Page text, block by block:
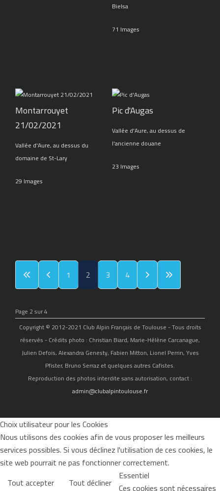
Bielsa
71 Images
Montarrouyet
21/02/2021
Vallée d'Aure, au dessus du
domaine de St-Lary
29 Images
Pic d'Augas
Vallée d'Aure, au dessus de
l'ancienne douane
23 Images
1 2 3 4
Page 2 sur 4
Copyright © 2012-2021 Club Alpin Français de Toulouse - Tous droits
réservés - Crédits photo : Christian Biard, Marie-Hélène Carcanague,
Julien Defois, Alexandra Genesty, Fabien Mitton, Lionel Perrin, Yves
Pfister, Bruno Serraz et quelques autres Cafistes.
Reproduction des photos interdite sans autorisation, contact :
admin@clubalpintoulouse.fr
Choix utilisateur pour les Cookies
Nous utilisons des cookies afin de vous proposer les meilleurs
services possibles. Si vous déclinez l'utilisation de ces cookies, le
site web pourrait ne pas fonctionner correctement.
Tout accepter
Tout décliner Essentiel